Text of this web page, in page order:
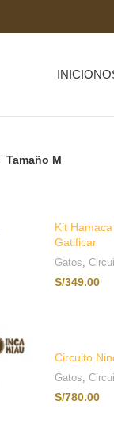
INICIO
Tamaño M
Kit
Gatificar
Gatos,
S/349.00
Circuito
Gatos,
S/780.00